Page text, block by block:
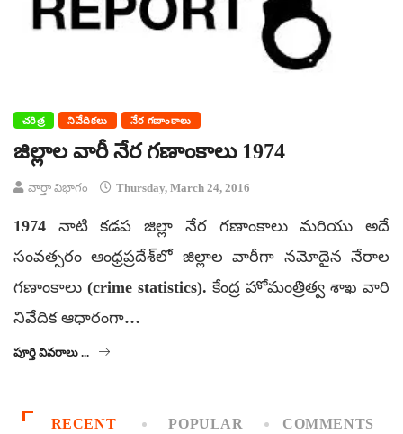
చరిత్ర నివేదికలు నేర గణాంకాలు
జిల్లాల వారీ నేర గణాంకాలు 1974
వార్తా విభాగం Thursday, March 24, 2016
1974 నాటి కడప జిల్లా నేర గణాంకాలు మరియు అదే
సంవత్సరం ఆంధ్రప్రదేశ్‌లో జిల్లాల వారీగా నమోదైన నేరాల
గణాంకాలు (crime statistics). కేంద్ర హోమంత్రిత్వ శాఖ వారి
నివేదిక ఆధారంగా…
పూర్తి వివరాలు ...
RECENT POPULAR COMMENTS